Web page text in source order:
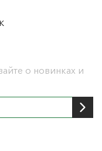
о новинках и